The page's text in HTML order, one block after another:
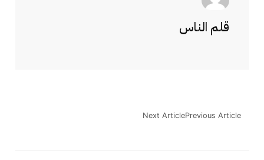
قلم الناس
Previous Article
Next Article